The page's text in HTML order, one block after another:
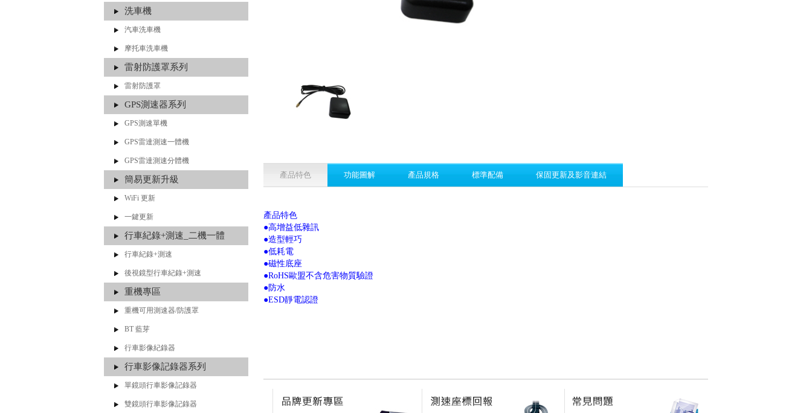
洗車機
汽車洗車機
摩托車洗車機
雷射防護罩系列
雷射防護罩
GPS測速器系列
GPS測速單機
GPS雷達測速一體機
GPS雷達測速分體機
簡易更新升級
WiFi 更新
一鍵更新
行車紀錄+測速_二機一體
行車紀錄+測速
後視鏡型行車紀錄+測速
重機專區
重機可用測速器/防護罩
BT 藍芽
行車影像紀錄器
行車影像記錄器系列
單鏡頭行車影像記錄器
雙鏡頭行車影像記錄器
產品特色 功能圖解 產品規格 標準配備 保固更新及影音連結
產品特色
●高增益低雜訊
●造型輕巧
●低耗電
●磁性底座
●RoHS歐盟不含危害物質驗證
●防水
●ESD靜電認證